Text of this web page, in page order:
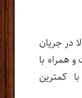
در جریان
همراه با
کمترین